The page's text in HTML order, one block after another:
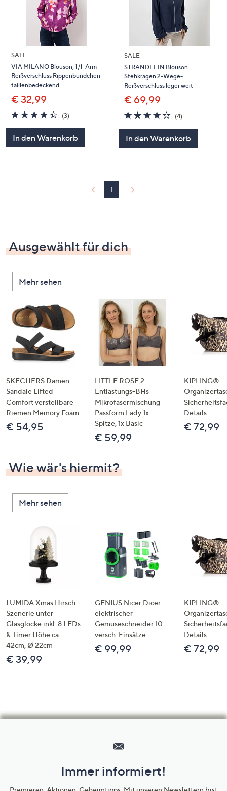
anzuzeigen.
SALE
VIA MILANO Blouson, 1/1-Arm
Reißverschluss Rippenbündchen
taillenbedeckend
€ 32,99
4.3
von
(3)3
In den Warenkorb
SALE
STRANDFEIN Blouson
Stehkragen 2-Wege-
Reißverschluss leger weit
€ 69,99
3.8
von
(4)4
In den Warenkorb
1
Ausgewählt für dich
Mehr sehen
SKECHERS Damen-
Sandale Lifted
Comfort verstellbare
Riemen Memory Foam
€ 54,95
LITTLE ROSE 2
Entlastungs-BHs
Mikrofasermischung
Passform Lady 1x
Spitze, 1x Basic
€ 59,99
KIPLING®
Details
€ 72,99
Wie wär's hiermit?
Mehr sehen
LUMIDA Xmas Hirsch-
Szenerie unter
Glasglocke inkl. 8 LEDs
& Timer Höhe ca.
42cm, Ø 22cm
€ 39,99
GENIUS Nicer Dicer
elektrischer
Gemüseschneider 10
versch. Einsätze
€ 99,99
KIPLING®
Details
€ 72,99
Unternehmensinformationen
Immer informiert!